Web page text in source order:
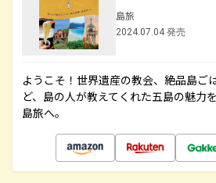
島旅
2024.07.04 発売
ようこそ！世界遺産の教会、絶品島ご
ど、島の人が教えてくれた五島の魅力
島旅へ。